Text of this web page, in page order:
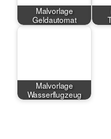
Malvorlage
Geldautomat
Malvorlage
Wasserflugzeug